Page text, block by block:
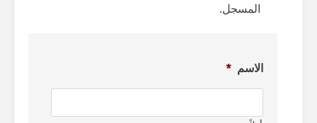
المسجل.
الاسم *